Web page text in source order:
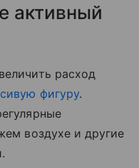
активный
расход
фигуру.
воздухе и другие